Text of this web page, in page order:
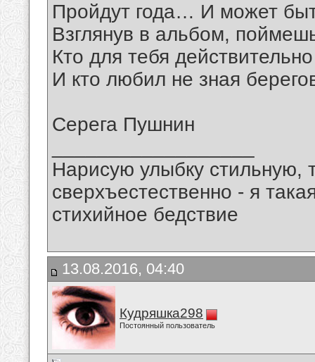
Пройдут года… И может
Взглянув в альбом,
Кто для тебя
И кто любил не зная
Серега Пушнин
Нарисую улыбку стильную,
сверхъестественно - я
стихийное бедствие
13.08.2016, 04:40
Кудряшка298
Постоянный пользователь